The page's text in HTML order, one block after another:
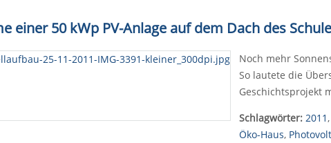
einer 50 kWp PV-Anlage auf dem Dach des
Noch mehr
So lautete die
Geschichtsprojekt
Schlagwörter: 2011,
Öko-Haus,